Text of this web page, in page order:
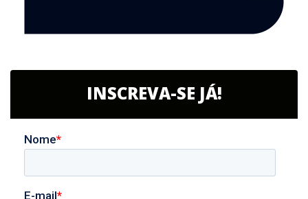
INSCREVA-SE JÁ!